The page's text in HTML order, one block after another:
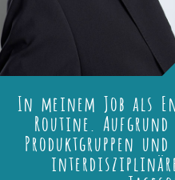
In meinem Job als
Routine.
Produktgruppen